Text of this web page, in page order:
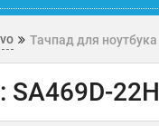
Тачпад для
SA469D-